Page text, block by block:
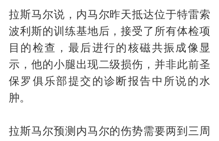
拉斯马尔说，内马尔昨天抵达位于特雷索
波利斯的训练基地后，接受了所有体检项
目的检查，最后进行的核磁共振成像显
示，他的小腿出现二级损伤，并非此前圣
保罗俱乐部提交的诊断报告中所说的水
肿。
拉斯马尔预测内马尔的伤势需要两到三周